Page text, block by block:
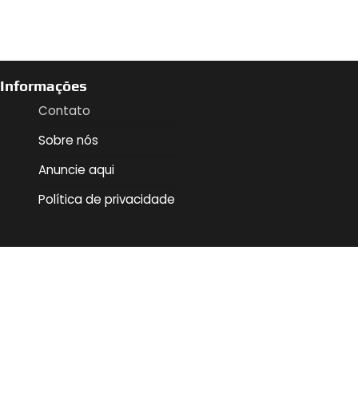
Informações
Contato
Sobre nós
Anuncie aqui
Política de privacidade